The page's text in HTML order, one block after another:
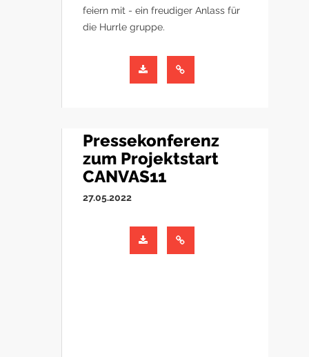
feiern mit - ein freudiger Anlass für
die Hurrle gruppe.
Pressekonferenz
zum Projektstart
CANVAS11
27.05.2022